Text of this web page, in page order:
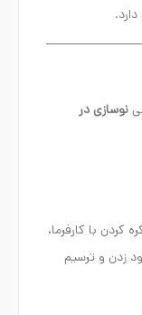
نوسازی در
با کارفرما،
زدن و ترسیم